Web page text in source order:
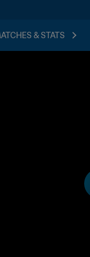
& STATS